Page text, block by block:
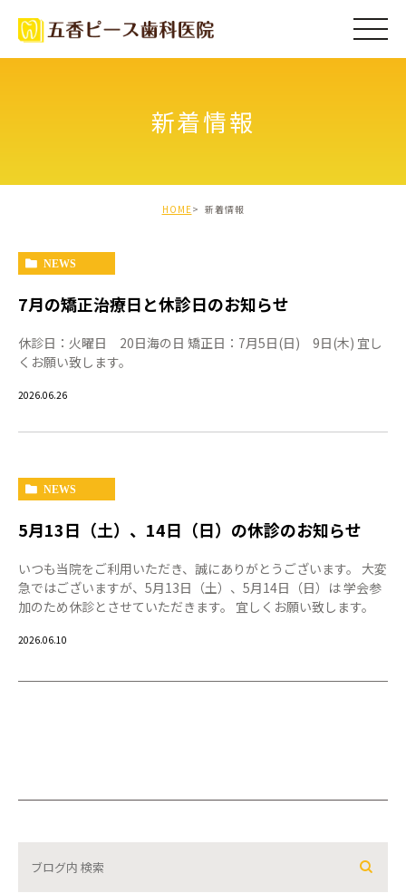
新着情報
HOME 新着情報
NEWS
7月の矯正治療日と休診日のお知らせ
休診日：火曜日 20日海の日 矯正日：7月5日(日) 9日(木) 宜し
くお願い致します。
2026.06.26
NEWS
5月13日（土）、14日（日）の休診のお知らせ
いつも当院をご利用いただき、誠にありがとうございます。 大変
急ではございますが、5月13日（土）、5月14日（日）は 学会参
加のため休診とさせていただきます。 宜しくお願い致します。
2026.06.10